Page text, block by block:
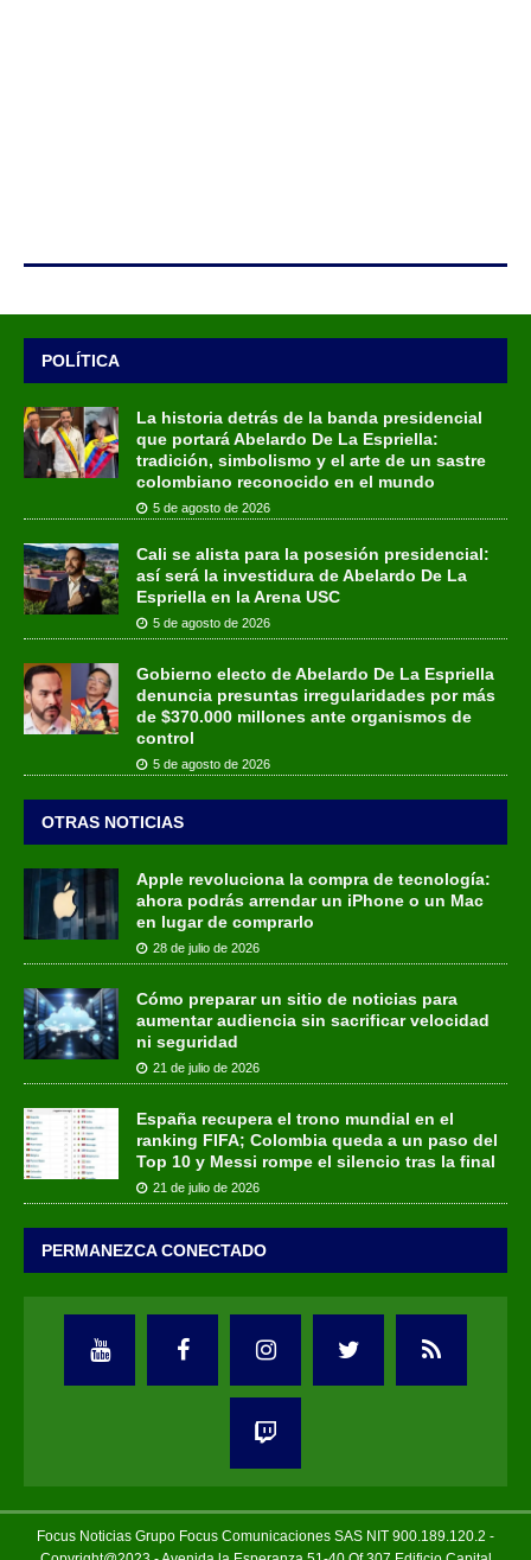
POLÍTICA
La historia detrás de la banda presidencial
que portará Abelardo De La Espriella:
tradición, simbolismo y el arte de un sastre
colombiano reconocido en el mundo
5 de agosto de 2026
Cali se alista para la posesión presidencial:
así será la investidura de Abelardo De La
Espriella en la Arena USC
5 de agosto de 2026
Gobierno electo de Abelardo De La Espriella
denuncia presuntas irregularidades por más
de $370.000 millones ante organismos de
control
5 de agosto de 2026
OTRAS NOTICIAS
Apple revoluciona la compra de tecnología:
ahora podrás arrendar un iPhone o un Mac
en lugar de comprarlo
28 de julio de 2026
Cómo preparar un sitio de noticias para
aumentar audiencia sin sacrificar velocidad
ni seguridad
21 de julio de 2026
España recupera el trono mundial en el
ranking FIFA; Colombia queda a un paso del
Top 10 y Messi rompe el silencio tras la final
21 de julio de 2026
PERMANEZCA CONECTADO
Focus Noticias Grupo Focus Comunicaciones SAS NIT 900.189.120.2 -